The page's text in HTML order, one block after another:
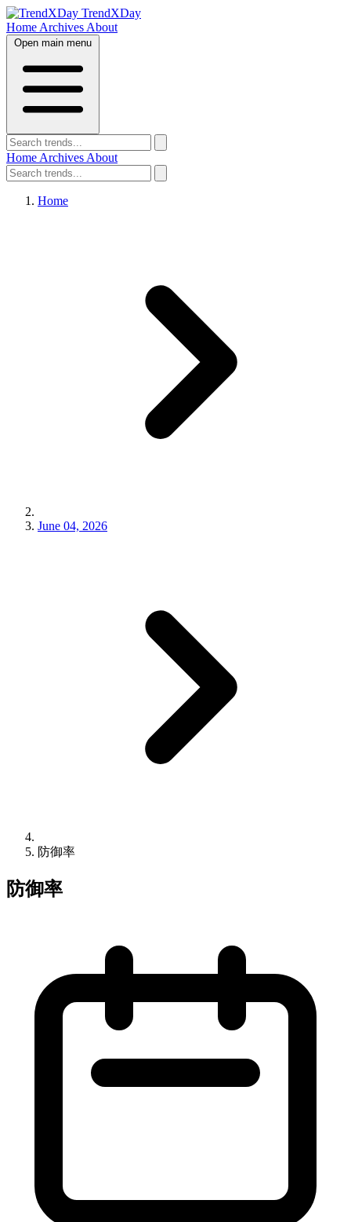
TrendXDay
Home Archives About
Open main menu
Home Archives About
Home
June 04, 2026
防御率
防御率